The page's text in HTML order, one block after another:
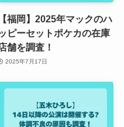
【福岡】2025年マックのハ
ピーセットポケカの在庫
舗を調査！
2025年7月17日